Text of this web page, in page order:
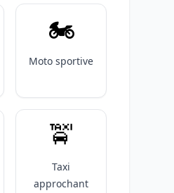
🏍️
Moto sportive
🚖
Taxi
approchant